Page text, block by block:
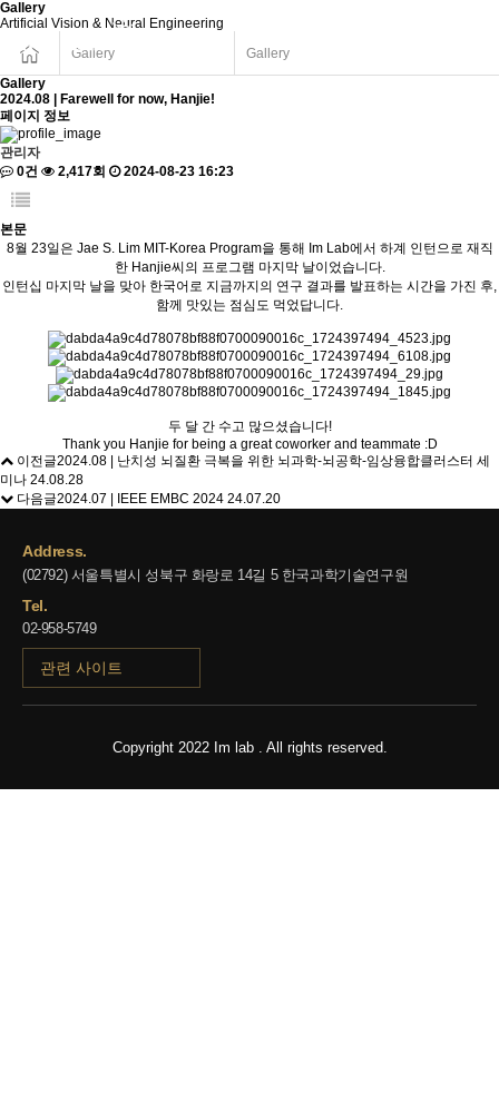
Gallery
Artificial Vision & Neural Engineering
Gallery
Gallery
Gallery
2024.08 | Farewell for now, Hanjie!
페이지 정보
관리자
0건
2,417회 2024-08-23 16:23
본문
8월 23일은 Jae S. Lim MIT-Korea Program을 통해 Im Lab에서 하계 인턴으로 재직
한 Hanjie씨의 프로그램 마지막 날이었습니다.
인턴십 마지막 날을 맞아 한국어로 지금까지의 연구 결과를 발표하는 시간을 가진 후,
함께 맛있는 점심도 먹었답니다.
두 달 간 수고 많으셨습니다!
Thank you Hanjie for being a great coworker and teammate :D
이전글2024.08 | 난치성 뇌질환 극복을 위한 뇌과학-뇌공학-임상융합클러스터 세
미나 24.08.28
다음글2024.07 | IEEE EMBC 2024 24.07.20
Address.
(02792) 서울특별시 성북구 화랑로 14길 5 한국과학기술연구원
Tel.
02-958-5749
관련 사이트
Copyright 2022 Im lab . All rights reserved.